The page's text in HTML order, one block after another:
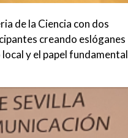
de la Ciencia con dos
creando eslóganes
y el papel fundamental